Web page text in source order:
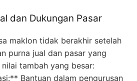
dan Dukungan Pasar
maklon tidak berakhir setelah
purna jual dan pasar yang
tambah yang besar:
Bantuan dalam pengurusan